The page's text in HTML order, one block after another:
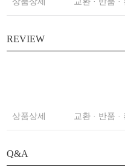
REVIEW
상품상세 교환 · 반품 ·
Q&A